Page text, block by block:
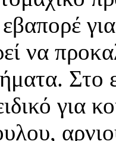
να
Στο
για